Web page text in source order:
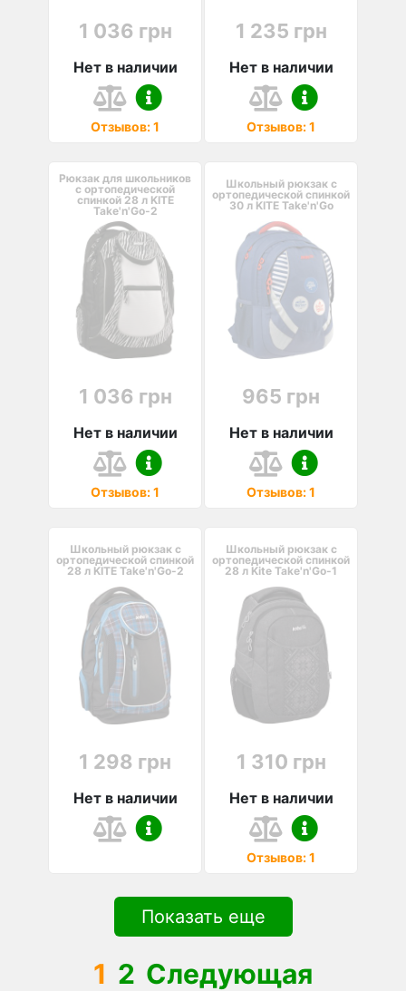
1 036 грн
Нет в наличии
Отзывов: 1
1 235 грн
Нет в наличии
Отзывов: 1
Рюкзак для школьников
с ортопедической
спинкой 28 л KITE
Take'n'Go-2
1 036 грн
Нет в наличии
Отзывов: 1
Школьный рюкзак с
ортопедической спинкой
30 л KITE Take'n'Go
965 грн
Нет в наличии
Отзывов: 1
Школьный рюкзак с
ортопедической спинкой
28 л KITE Take'n'Go-2
1 298 грн
Нет в наличии
Школьный рюкзак с
ортопедической спинкой
28 л Kite Take'n'Go-1
1 310 грн
Нет в наличии
Отзывов: 1
Показать еще
1 2 Следующая